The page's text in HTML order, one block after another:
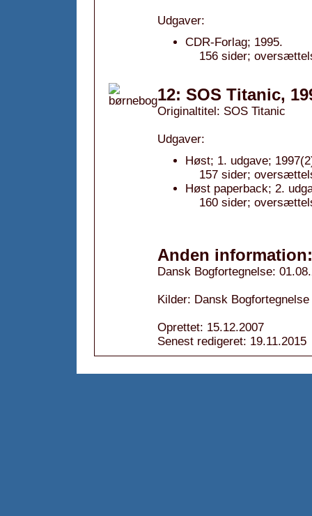
Udgaver:
CDR-Forlag; 1995.
156 sider;
12: SOS Titanic,
Originaltitel: SOS Titanic
Udgaver:
Høst; 1. udgave;
157 sider;
Høst paperback; 2.
160 sider;
Anden information:
Dansk Bogfortegnelse:
Kilder: Dansk Bogfortegnelse
Oprettet: 15.12.2007
Senest redigeret: 19.11.2015